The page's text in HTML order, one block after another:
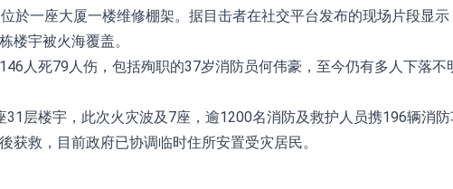
跌8.38%
出具警示函措施
於一座大厦一楼维修棚架。据目击者在社交平台发布的现场片段显
楼宇被火海覆盖。
人死79人伤，包括殉职的37岁消防员何伟豪，至今仍有多人下落
层楼宇，此次火灾波及7座，逾1200名消防及救护人员携196辆消
救，目前政府已协调临时住所安置受灾居民。